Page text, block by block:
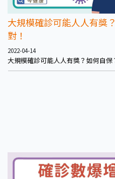
大規模確診可能人人有獎
對！
2022-04-14
大規模確診可能人人有獎？如何自保